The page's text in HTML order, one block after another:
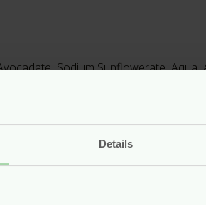
Details
Sodium Sunflowerate, Aqua,
Dulcis Oil, Citrus Aurantium Leaf Oil,
gevestigd in Groningen. Het merk
olijfolie begon te maken. De naam
is de plek van Soap7